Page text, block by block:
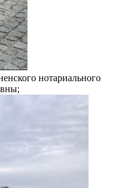
нотариального